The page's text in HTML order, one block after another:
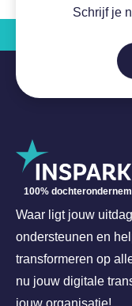
Schrijf je
100%
Waar ligt jouw
ondersteunen en
transformeren op
nu jouw digitale
jouw organisatie!